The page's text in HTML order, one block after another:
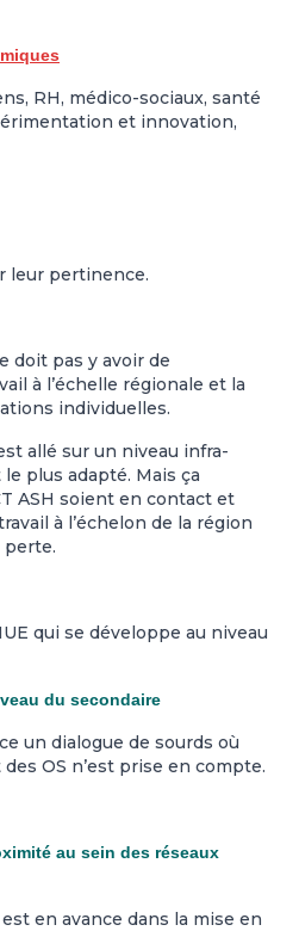
RH, médico-sociaux, santé
et innovation,
leur pertinence.
doit pas y avoir de
à l’échelle régionale et la
individuelles.
allé sur un niveau infra-
plus adapté. Mais ça
ASH soient en contact et
à l’échelon de la région
perte.
qui se développe au niveau
du secondaire
un dialogue de sourds où
OS n’est prise en compte.
au sein des réseaux
en avance dans la mise en